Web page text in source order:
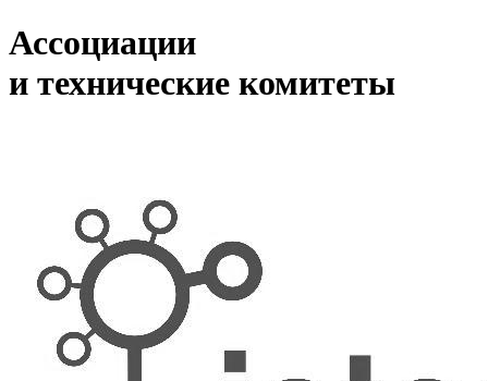
Ассоциации
и технические комитеты